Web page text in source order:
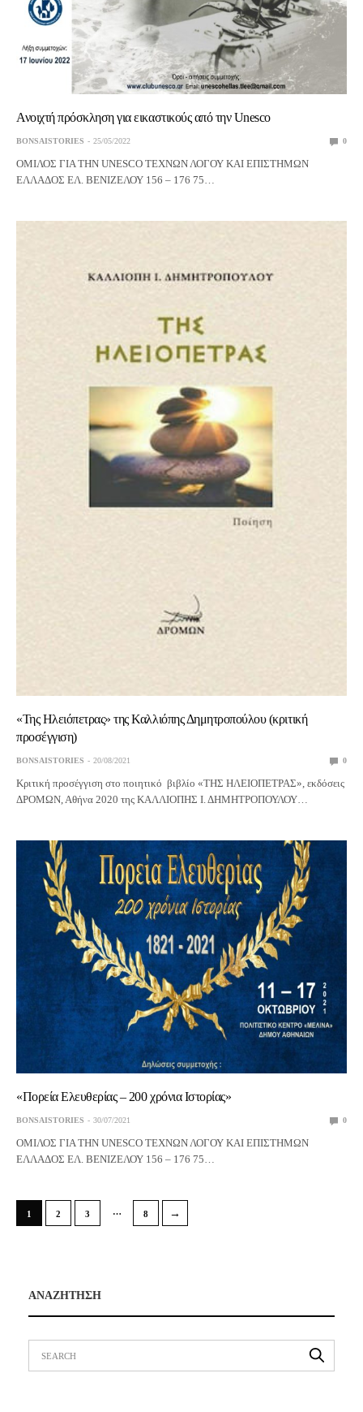
Ανοιχτή πρόσκληση για εικαστικούς από την Unesco
BONSAISTORIES 25/05/2022 0
ΟΜΙΛΟΣ ΓΙΑ ΤΗΝ UNESCO ΤΕΧΝΩΝ ΛΟΓΟΥ ΚΑΙ ΕΠΙΣΤΗΜΩΝ
ΕΛΛΑΔΟΣ ΕΛ. ΒΕΝΙΖΕΛΟΥ 156 – 176 75…
«Της Ηλειόπετρας» της Καλλιόπης Δημητροπούλου (κριτική
προσέγγιση)
BONSAISTORIES 20/08/2021 0
Κριτική προσέγγιση στο ποιητικό βιβλίο «ΤΗΣ ΗΛΕΙΟΠΕΤΡΑΣ», εκδόσεις
ΔΡΟΜΩΝ, Αθήνα 2020 της ΚΑΛΛΙΟΠΗΣ Ι. ΔΗΜΗΤΡΟΠΟΥΛΟΥ…
«Πορεία Ελευθερίας – 200 χρόνια Ιστορίας»
BONSAISTORIES 30/07/2021 0
ΟΜΙΛΟΣ ΓΙΑ ΤΗΝ UNESCO ΤΕΧΝΩΝ ΛΟΓΟΥ ΚΑΙ ΕΠΙΣΤΗΜΩΝ
ΕΛΛΑΔΟΣ ΕΛ. ΒΕΝΙΖΕΛΟΥ 156 – 176 75…
1 2 3 … 8 →
ΑΝΑΖΗΤΗΣΗ